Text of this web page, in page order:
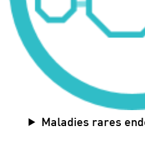
Maladies rares